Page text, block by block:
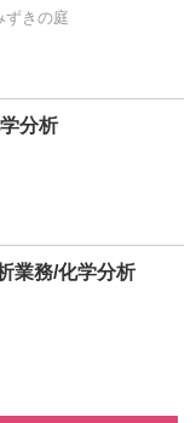
ずきの庭
分析
業務/化学分析